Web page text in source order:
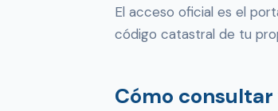
El acceso oficial es el
código catastral de tu
Cómo